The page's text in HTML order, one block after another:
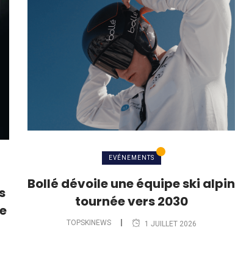
Hugo Desgrippes nous
message fort de Thibaut
à sa carrière
EVÉNEMENTS
Bollé dévoile une équipe ski alpin
tournée vers 2030
TOPSKINEWS 1 JUILLET 2026